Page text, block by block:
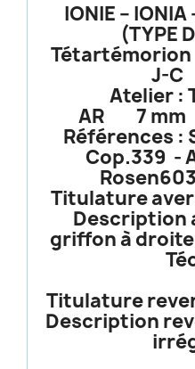
IONIE – IONIA
(TYPE
J-
Atelier :
AR 7
Références :
Cop.339 -
Titulature
Description
griffon à
Titulature
Description